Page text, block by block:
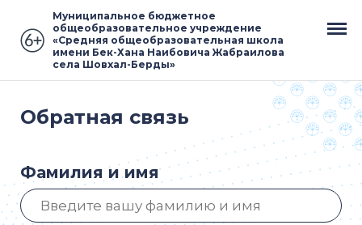
Муниципальное бюджетное
общеобразовательное учреждение
«Средняя общеобразовательная школа
имени Бек-Хана Наибовича Жабраилова
села Шовхал-Берды»
Обратная связь
Фамилия и имя